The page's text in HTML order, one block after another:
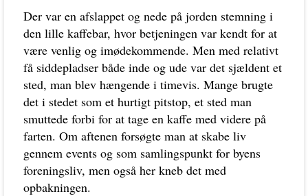
Der var en afslappet og nede på jorden stemning i
den lille kaffebar, hvor betjeningen var kendt for at
være venlig og imødekommende. Men med relativt
få siddepladser både inde og ude var det sjældent et
sted, man blev hængende i timevis. Mange brugte
det i stedet som et hurtigt pitstop, et sted man
smuttede forbi for at tage en kaffe med videre på
farten. Om aftenen forsøgte man at skabe liv
gennem events og som samlingspunkt for byens
foreningsliv, men også her kneb det med
opbakningen.